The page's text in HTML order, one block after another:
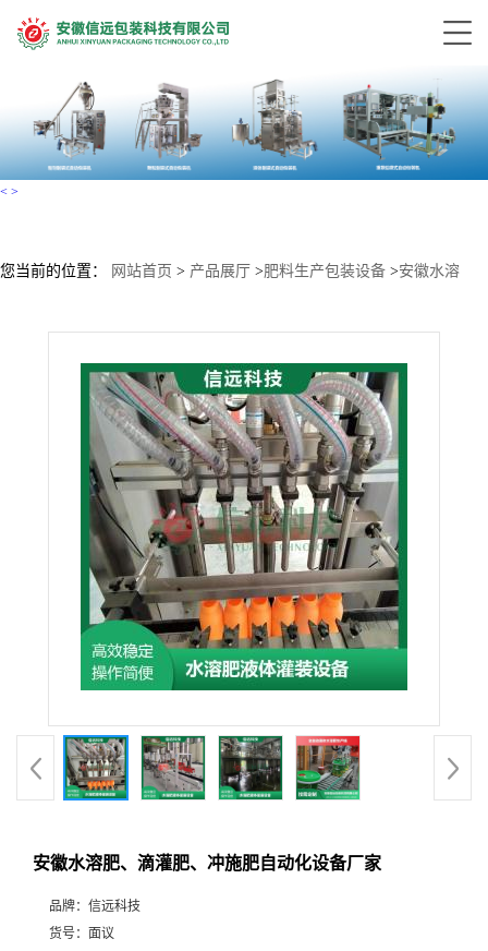
< >
您当前的位置： 网站首页 > 产品展厅 >肥料生产包装设备 >安徽水溶
安徽水溶肥、滴灌肥、冲施肥自动化设备厂家
品牌： 信远科技
货号： 面议